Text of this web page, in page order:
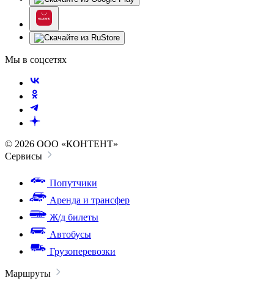
Мы в соцсетях
© 2026 ООО «КОНТЕНТ»
Сервисы
Попутчики
Аренда и трансфер
Ж/д билеты
Автобусы
Грузоперевозки
Маршруты